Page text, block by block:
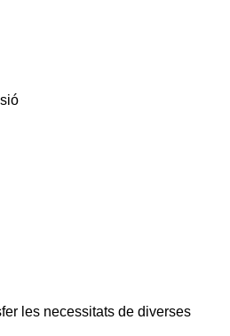
les necessitats de diverses